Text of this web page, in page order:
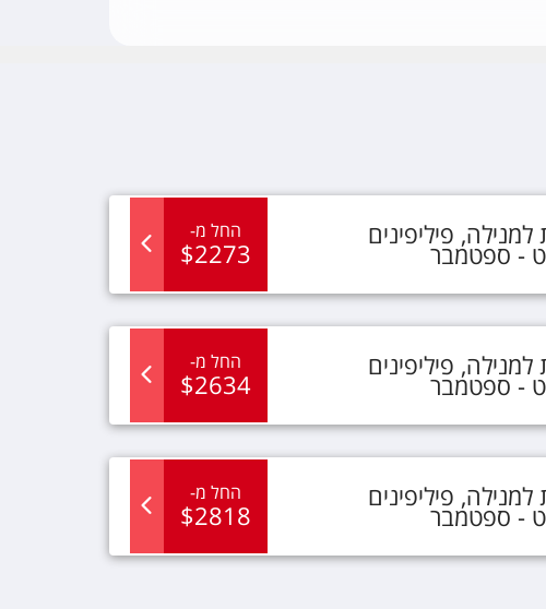
למנילה, פיליפינים
- ספטמבר
החל מ-
$2273
למנילה, פיליפינים
- ספטמבר
החל מ-
$2634
למנילה, פיליפינים
- ספטמבר
החל מ-
$2818